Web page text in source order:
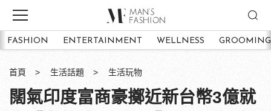
FASHION ENTERTAINMENT WELLNESS GROOMING
首頁 生活話題 生活玩物
闊氣印度富商豪擲近新台幣3億就